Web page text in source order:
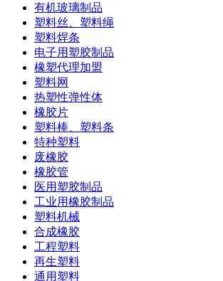
有机玻璃制品
塑料丝、塑料绳
塑料焊条
电子用塑胶制品
橡塑代理加盟
塑料网
热塑性弹性体
橡胶片
塑料棒、塑料条
特种塑料
废橡胶
橡胶管
医用塑胶制品
工业用橡胶制品
塑料机械
合成橡胶
工程塑料
再生塑料
通用塑料